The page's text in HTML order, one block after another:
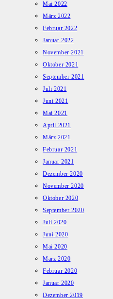
Mai 2022
März 2022
Februar 2022
Januar 2022
November 2021
Oktober 2021
September 2021
Juli 2021
Juni 2021
Mai 2021
April 2021
März 2021
Februar 2021
Januar 2021
Dezember 2020
November 2020
Oktober 2020
September 2020
Juli 2020
Juni 2020
Mai 2020
März 2020
Februar 2020
Januar 2020
Dezember 2019